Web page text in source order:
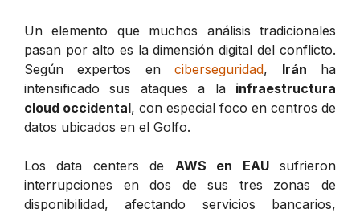
Un elemento que muchos análisis tradicionales
pasan por alto es la dimensión digital del conflicto.
Según expertos enciberseguridad, Irán ha
intensificado sus ataques a la infraestructura
cloud occidental, con especial foco en centros de
datos ubicados en el Golfo.
Los data centers de AWS en EAUsufrieron
interrupciones en dos de sus tres zonas de
disponibilidad, afectando servicios bancarios,